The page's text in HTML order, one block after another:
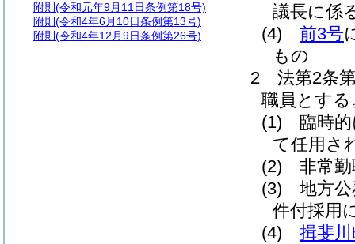
議長に係
(4)
前3号
もの
2
法第2条
職員とする
(1)
臨時
て任用さ
(2)
非常
(3)
地方
件付採用
(4)
揖斐
附則 (令和元年9月11日条例第18号)
附則 (令和4年6月10日条例第13号)
附則 (令和4年12月9日条例第26号)